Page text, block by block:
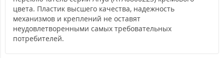
цвета. Пластик высшего качества, надежность
механизмов и креплений не оставят
неудовлетворенными самых требовательных
потребителей.